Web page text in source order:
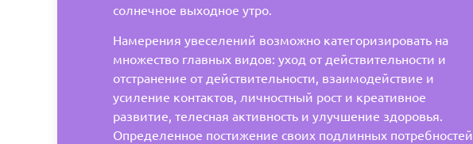
солнечное выходное утро.
Намерения увеселений возможно категоризировать на
множество главных видов: уход от действительности и
отстранение от действительности, взаимодействие и
усиление контактов, личностный рост и креативное
развитие, телесная активность и улучшение здоровья.
Определенное постижение своих подлинных потребностей